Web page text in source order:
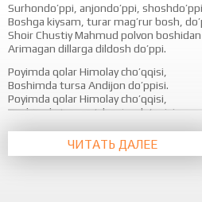
Surhondo’ppi, anjondo’ppi, shoshdo’ppi,
Boshga kiysam, turar mag’rur bosh,
Shoir Chustiy Mahmud polvon boshidan
Arimagan dillarga dildosh do’ppi.
Poyimda qolar Himolay cho’qqisi,
Boshimda tursa Andijon do’ppisi.
Poyimda qolar Himolay cho’qqisi,
Boshimda tursa o’zbegim do’ppisi.
Tog’lardan mag’rurman, tog’lardan
Men o’zbekman, boshda o’zbek do’ppisi.
ЧИТАТЬ ДАЛЕЕ